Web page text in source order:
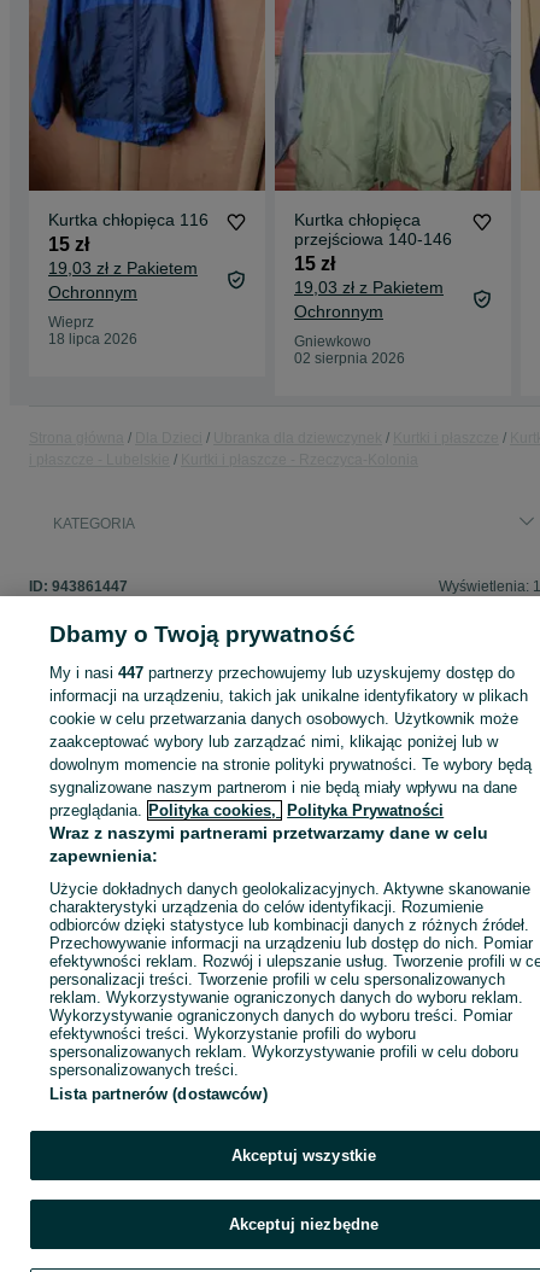
Kurtka chłopięca 116
15 zł
19,03 zł z Pakietem
Ochronnym
Wieprz
18 lipca 2026
Kurtka chłopięca
przejściowa 140-146
15 zł
19,03 zł z Pakietem
Ochronnym
Gniewkowo
02 sierpnia 2026
KATEGORIA
ID: 943861447 Wyświetlenia:
Zaloguj się lub załóż konto na OLX, aby skontaktować się z
sprzedającym
Zaloguj się / Załóż konto
Dbamy o Twoją prywatność
My i nasi447 partnerzy przechowujemy lub uzyskujemy dostęp do
informacji na urządzeniu, takich jak unikalne identyfikatory w plikach
cookie w celu przetwarzania danych osobowych. Użytkownik może
zaakceptować wybory lub zarządzać nimi, klikając poniżej lub w
dowolnym momencie na stronie polityki prywatności. Te wybory będą
sygnalizowane naszym partnerom i nie będą miały wpływu na dane
przeglądania. Polityka cookies, Polityka Prywatności
Wraz z naszymi partnerami przetwarzamy dane w celu
zapewnienia:
Użycie dokładnych danych geolokalizacyjnych. Aktywne skanowanie
charakterystyki urządzenia do celów identyfikacji. Rozumienie
odbiorców dzięki statystyce lub kombinacji danych z różnych źródeł.
Przechowywanie informacji na urządzeniu lub dostęp do nich. Pomiar
efektywności reklam. Rozwój i ulepszanie usług. Tworzenie profili w
personalizacji treści. Tworzenie profili w celu spersonalizowanych
reklam. Wykorzystywanie ograniczonych danych do wyboru reklam.
Wykorzystywanie ograniczonych danych do wyboru treści. Pomiar
efektywności treści. Wykorzystanie profili do wyboru
spersonalizowanych reklam. Wykorzystywanie profili w celu doboru
spersonalizowanych treści.
Lista partnerów (dostawców)
Akceptuj wszystkie
Akceptuj niezbędne